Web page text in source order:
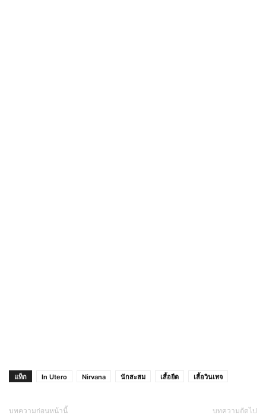
แท็ก In Utero Nirvana นักสะสม เสื้อยืด เสื้อวินเทจ
บทความก่อนหน้านี้ บทความถัดไป